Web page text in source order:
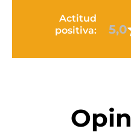
Actitud
positiva:
5,0